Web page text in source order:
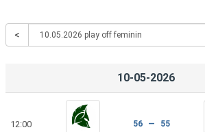
<
10-05-2026
12:00
56 — 55